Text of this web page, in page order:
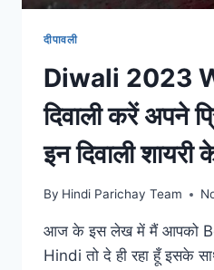
दीपावली
Diwali 2023
दिवाली करें अपने
इन दिवाली शायरी
By Hindi Parichay Team
आज के इस लेख में मैं आपको
Hindi तो दे ही रहा हूँ इसके